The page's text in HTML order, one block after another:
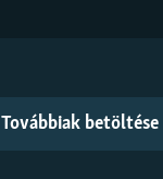
Továbbiak betöltése